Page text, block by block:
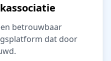
betrouwbaar
dat door